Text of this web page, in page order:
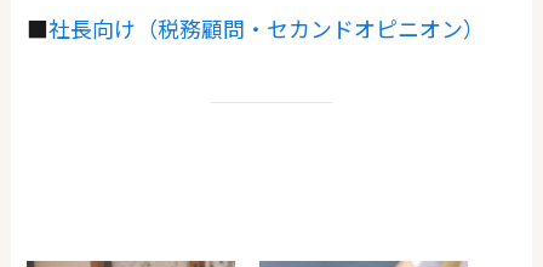
■社長向け（税務顧問・セカンドオピニオン）